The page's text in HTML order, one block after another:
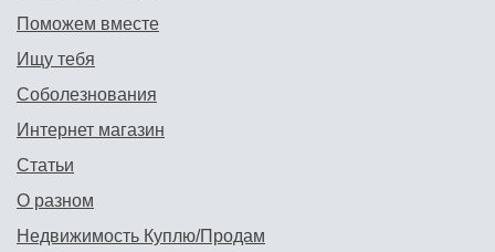
Поможем вместе
Ищу тебя
Соболезнования
Интернет магазин
Статьи
О разном
Недвижимость Куплю/Продам